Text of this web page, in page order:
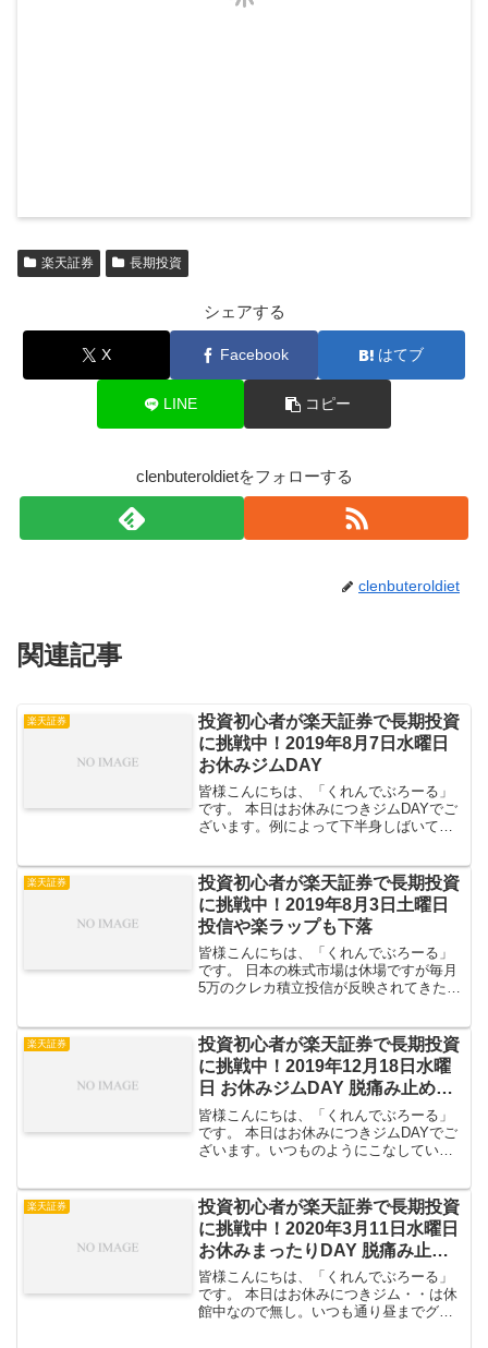
楽天証券 長期投資
シェアする
X Facebook はてブ
LINE コピー
clenbuteroldietをフォローする
clenbuteroldiet
関連記事
楽天証券
投資初心者が楽天証券で長期投資
に挑戦中！2019年8月7日水曜日
お休みジムDAY
皆様こんにちは、「くれんでぶろーる」
です。 本日はお休みにつきジムDAYでご
ざいます。例によって下半身しばいてき
せんでしたが、だいぶこなれて来たので
ノート付けます。 ...
楽天証券
投資初心者が楽天証券で長期投資
に挑戦中！2019年8月3日土曜日
投信や楽ラップも下落
皆様こんにちは、「くれんでぶろーる」
です。 日本の株式市場は休場ですが毎月
5万のクレカ積立投信が反映されてきたの
価損益前日比+36,957 円全体評価損益
は-...
楽天証券
投資初心者が楽天証券で長期投資
に挑戦中！2019年12月18日水曜
日 お休みジムDAY 脱痛み止めカ
ウント3日
皆様こんにちは、「くれんでぶろーる」
です。 本日はお休みにつきジムDAYでご
ざいます。いつものようにこなしていた
ようにバランスボールに腰掛けて、こ
う、上下にぼよんぼよん...
楽天証券
投資初心者が楽天証券で長期投資
に挑戦中！2020年3月11日水曜日
お休みまったりDAY 脱痛み止め
カウント87日
皆様こんにちは、「くれんでぶろーる」
です。 本日はお休みにつきジム・・は休
館中なので無し。いつも通り昼までグー